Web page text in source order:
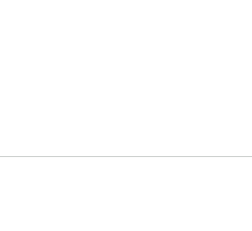
ーザーのブラウザ内で管理されます。